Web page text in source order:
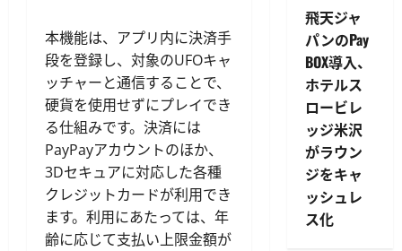
本機能は、アプリ内に決済手
段を登録し、対象のUFOキャ
ッチャーと通信することで、
硬貨を使用せずにプレイでき
る仕組みです。決済には
PayPayアカウントのほか、
3Dセキュアに対応した各種
クレジットカードが利用でき
ます。利用にあたっては、年
齢に応じて支払い上限金額が
飛天ジャ
パンのPay
BOX導入、
ホテルス
ロービレ
ッジ米沢
がラウン
ジをキャ
ッシュレ
ス化